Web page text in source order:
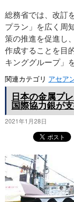
総務省では、改訂
プラン」を広く周
策の推進を促進し
作成することを目
キンググループ」
関連カテゴリ アセア
日本の金属プ
国際協力銀が
2021年1月28日